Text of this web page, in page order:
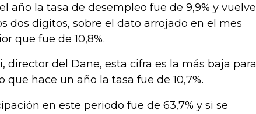
año la tasa de desempleo fue de 9,9% y vuelve
dos dígitos, sobre el dato arrojado en el mes
que fue de 10,8%.
director del Dane, esta cifra es la más baja para
que hace un año la tasa fue de 10,7%.
en este periodo fue de 63,7% y si se